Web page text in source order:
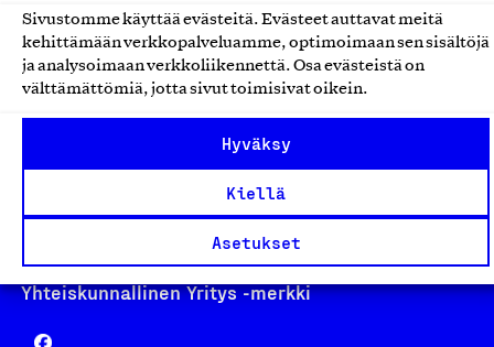
Sivustomme käyttää evästeitä. Evästeet auttavat meitä
kehittämään verkkopalveluamme, optimoimaan sen sisältöjä
ja analysoimaan verkkoliikennettä. Osa evästeistä on
välttämättömiä, jotta sivut toimisivat oikein.
Hyväksy
Kiellä
Asetukset
Avainlippu
Design From Finland
Yhteiskunnallinen Yritys -merkki